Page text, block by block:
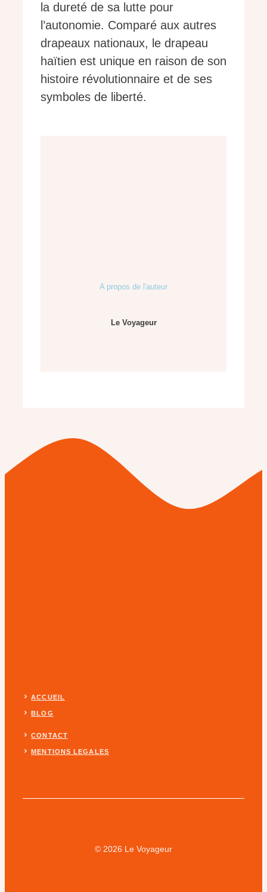
la dureté de sa lutte pour
l’autonomie. Comparé aux autres
drapeaux nationaux, le drapeau
haïtien est unique en raison de son
histoire révolutionnaire et de ses
symboles de liberté.
A propos de l'auteur
Le Voyageur
ACCUEIL
BLOG
CONTACT
MENTIONS LEGALES
© 2026 Le Voyageur